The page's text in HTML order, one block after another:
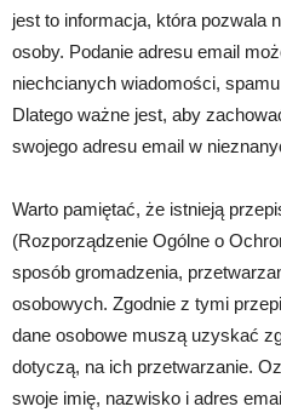
jest to informacja, która pozwala
osoby. Podanie adresu email
niechcianych wiadomości,
Dlatego ważne jest, aby
swojego adresu email w
Warto pamiętać, że istnieją
(Rozporządzenie Ogólne o
sposób gromadzenia,
osobowych. Zgodnie z tymi
dane osobowe muszą uzyskać
dotyczą, na ich przetwarzanie.
swoje imię, nazwisko i adres